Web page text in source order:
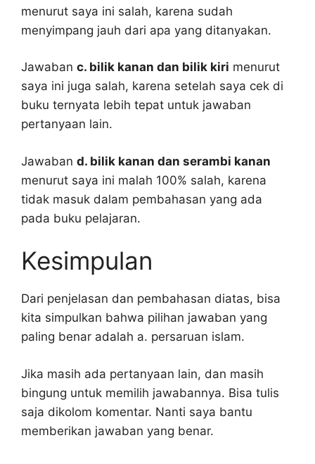
menurut saya ini salah, karena sudah
menyimpang jauh dari apa yang ditanyakan.
Jawaban c. bilik kanan dan bilik kiri menurut
saya ini juga salah, karena setelah saya cek di
buku ternyata lebih tepat untuk jawaban
pertanyaan lain.
Jawaban d. bilik kanan dan serambi kanan
menurut saya ini malah 100% salah, karena
tidak masuk dalam pembahasan yang ada
pada buku pelajaran.
Kesimpulan
Dari penjelasan dan pembahasan diatas, bisa
kita simpulkan bahwa pilihan jawaban yang
paling benar adalah a. persaruan islam.
Jika masih ada pertanyaan lain, dan masih
bingung untuk memilih jawabannya. Bisa tulis
saja dikolom komentar. Nanti saya bantu
memberikan jawaban yang benar.